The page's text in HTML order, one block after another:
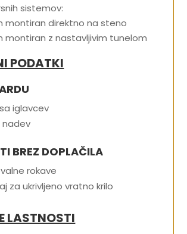
sistemov:
montiran direktno na steno
montiran z nastavljivim tunelom
PODATKI
iglavcev
nadev
BREZ DOPLAČILA
rokave
za ukrivljeno vratno krilo
LASTNOSTI